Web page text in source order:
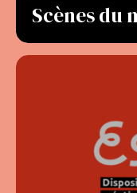
Scènes du